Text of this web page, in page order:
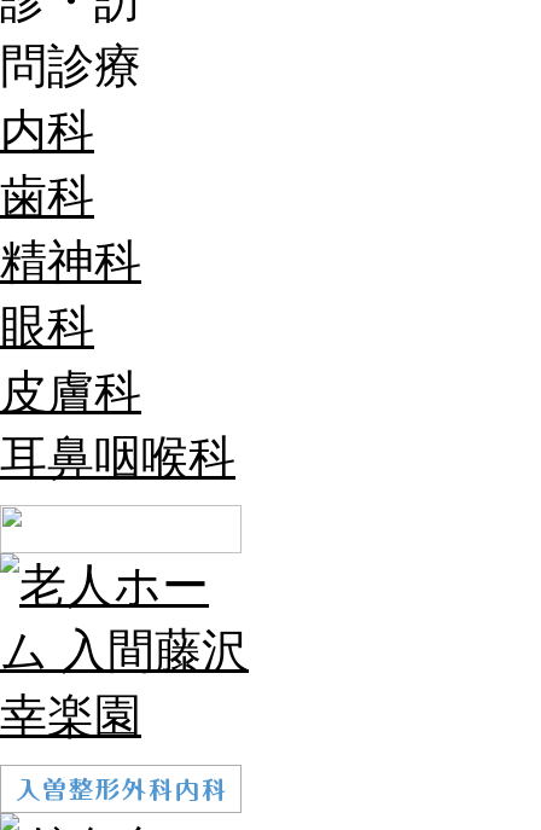
内科
歯科
精神科
眼科
皮膚科
耳鼻咽喉科